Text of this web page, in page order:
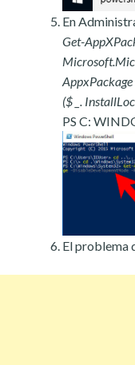
En
Get-
($ _.
PS C:
El problema